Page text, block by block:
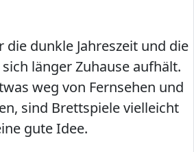
die dunkle Jahreszeit und die
länger Zuhause aufhält.
weg von Fernsehen und
sind Brettspiele vielleicht
gute Idee.